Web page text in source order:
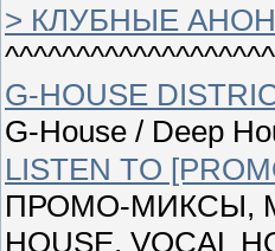
> КЛУБНЫЕ
G-HOUSE
G-House / Deep
LISTEN TO
ПРОМО-МИКСЫ,
HOUSE, VOCAL